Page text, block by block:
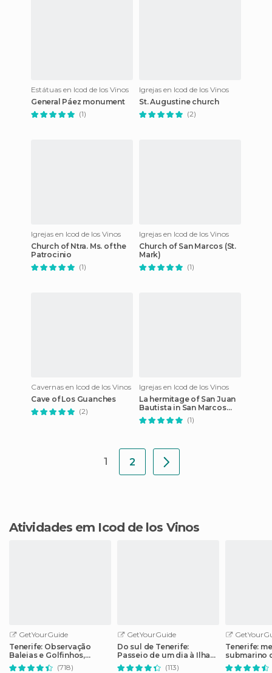
Estátuas en Icod de los Vinos
General Páez monument
(1)
Igrejas en Icod de los Vinos
St. Augustine church
(2)
Igrejas en Icod de los Vinos
Church of Ntra. Ms. of the
Patrocinio
(1)
Igrejas en Icod de los Vinos
Church of San Marcos (St.
Mark)
(1)
Cavernas en Icod de los Vinos
Cave of Los Guanches
(2)
Igrejas en Icod de los Vinos
La hermitage of San Juan
Bautista in San Marcos
Beach
(1)
1 2
Atividades em Icod de los Vinos
GetYourGuide
Tenerife: Observação
Baleias e Golfinhos,
Bebidas e Petiscos
(718)
GetYourGuide
Do sul de Tenerife:
Passeio de um dia à Ilha
de La Gomera com
(113)
Tenerife:
submarino